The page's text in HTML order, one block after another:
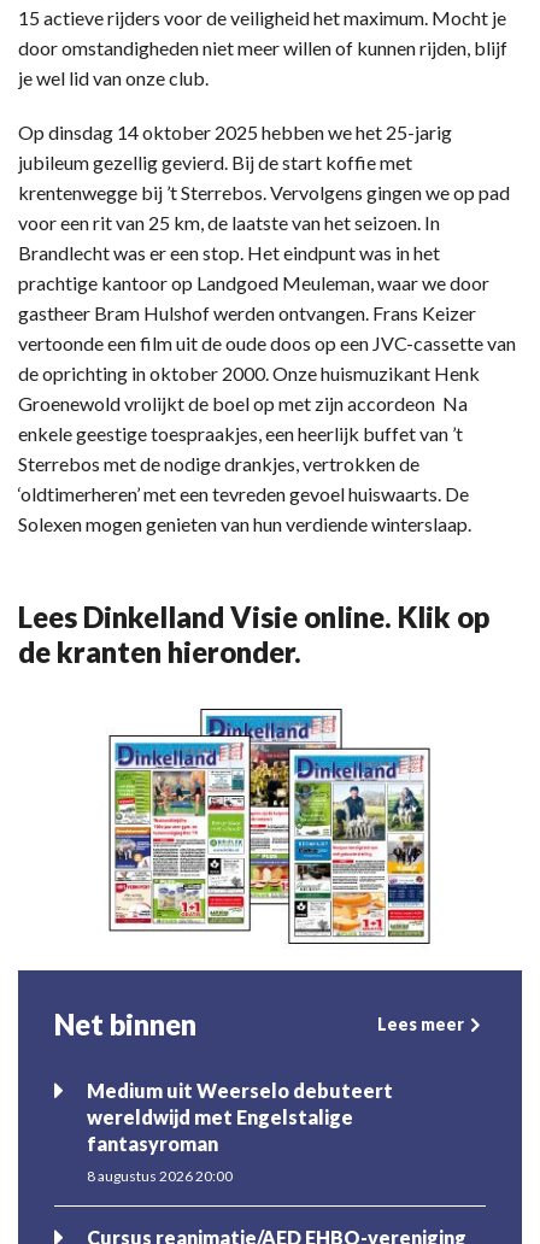
15 actieve rijders voor de veiligheid het maximum. Mocht je
door omstandigheden niet meer willen of kunnen rijden, blijf
je wel lid van onze club.
Op dinsdag 14 oktober 2025 hebben we het 25-jarig
jubileum gezellig gevierd. Bij de start koffie met
krentenwegge bij ’t Sterrebos. Vervolgens gingen we op pad
voor een rit van 25 km, de laatste van het seizoen. In
Brandlecht was er een stop. Het eindpunt was in het
prachtige kantoor op Landgoed Meuleman, waar we door
gastheer Bram Hulshof werden ontvangen. Frans Keizer
vertoonde een film uit de oude doos op een JVC-cassette van
de oprichting in oktober 2000. Onze huismuzikant Henk
Groenewold vrolijkt de boel op met zijn accordeon Na
enkele geestige toespraakjes, een heerlijk buffet van ’t
Sterrebos met de nodige drankjes, vertrokken de
‘oldtimerheren’ met een tevreden gevoel huiswaarts. De
Solexen mogen genieten van hun verdiende winterslaap.
Lees Dinkelland Visie online. Klik op
de kranten hieronder.
Net binnen Lees meer
Medium uit Weerselo debuteert
wereldwijd met Engelstalige
fantasyroman
8 augustus 2026 20:00
Cursus reanimatie/AED EHBO-vereniging